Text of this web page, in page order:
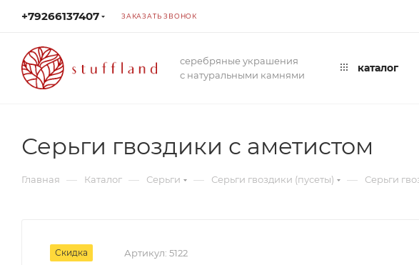
+79266137407 ЗАКАЗАТЬ ЗВОНОК
серебряные украшения
с натуральными камнями
каталог
Серьги гвоздики с аметистом
Главная — Каталог — Серьги — Серьги гвоздики (пусеты) — Серьги
Скидка Артикул: 5122